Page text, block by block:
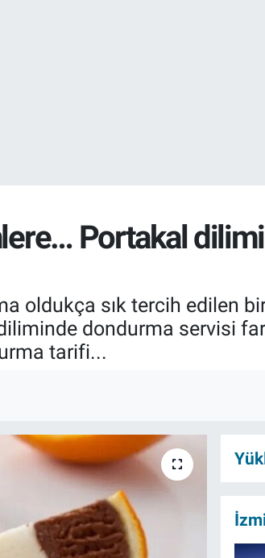
Portakal
oldukça sık tercih edilen
dondurma servisi
tarifi...